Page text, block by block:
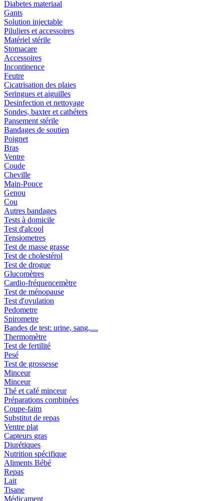
Diabetes materiaal
Gants
Solution injectable
Piluliers et accessoires
Matériel stérile
Stomacare
Accessoires
Incontinence
Feutre
Cicatrisation des plaies
Seringues et aiguilles
Desinfection et nettoyage
Sondes, baxter et cathéters
Pansement stérile
Bandages de soutien
Poignet
Bras
Ventre
Coude
Cheville
Main-Pouce
Genou
Cou
Autres bandages
Tests à domicile
Test d'alcool
Tensiometres
Test de masse grasse
Test de cholestérol
Test de drogue
Glucomètres
Cardio-fréquencemètre
Test de ménopause
Test d'ovulation
Pedometre
Spirometre
Bandes de test: urine, sang,....
Thermomètre
Test de fertilité
Pesé
Test de grossesse
Minceur
Minceur
Thé et café minceur
Préparations combinées
Coupe-faim
Substitut de repas
Ventre plat
Capteurs gras
Diurétiques
Nutrition spécifique
Aliments Bébé
Repas
Lait
Tisane
Médicament